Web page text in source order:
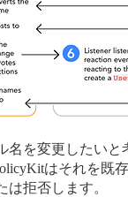
名を変更したい
はそれを既
拒否します。